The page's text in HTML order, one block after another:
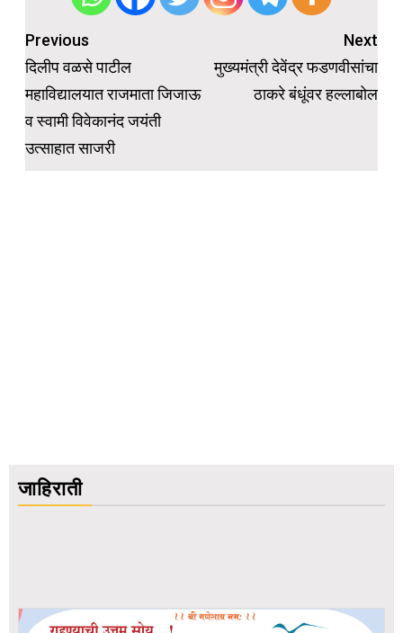
Post
navigation
Previous
दिलीप वळसे पाटील
महाविद्यालयात राजमाता जिजाऊ
व स्वामी विवेकानंद जयंती
उत्साहात साजरी
Next
मुख्यमंत्री देवेंद्र फडणवीसांचा
ठाकरे बंधूंवर हल्लाबोल
जाहिराती